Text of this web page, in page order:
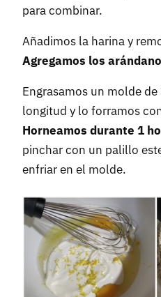
para combinar.
Añadimos la harina y
Agregamos los
Engrasamos un molde
longitud y lo forramos
Horneamos durante 1
pinchar con un palillo
enfriar en el molde.